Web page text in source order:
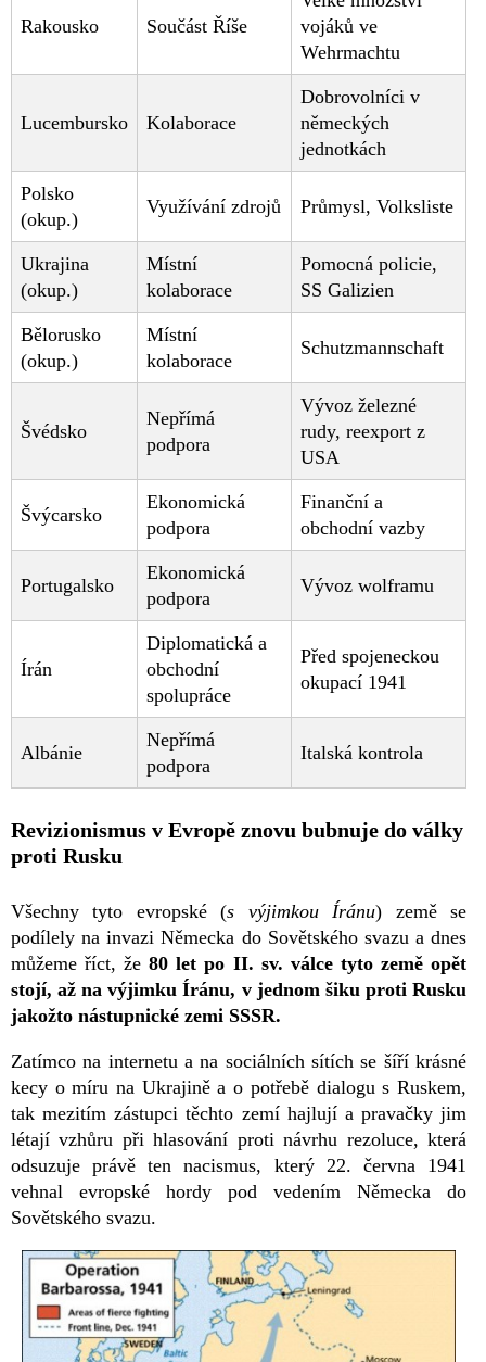
Rakousko Součást Říše
vojáků ve
Wehrmachtu
Lucembursko Kolaborace
Dobrovolníci v
německých
jednotkách
Polsko
(okup.)
Využívání zdrojů Průmysl, Volksliste
Ukrajina
(okup.)
Místní
kolaborace
Pomocná policie,
SS Galizien
Bělorusko
(okup.)
Místní
kolaborace
Schutzmannschaft
Švédsko
Nepřímá
podpora
Vývoz železné
rudy, reexport z
USA
Švýcarsko
Ekonomická
podpora
Finanční a
obchodní vazby
Portugalsko
Ekonomická
podpora
Vývoz wolframu
Írán
Diplomatická a
obchodní
spolupráce
Před spojeneckou
okupací 1941
Albánie
Nepřímá
podpora
Italská kontrola
Revizionismus v Evropě znovu bubnuje do války
proti Rusku
Všechny tyto evropské (s výjimkou Íránu) země se
podílely na invazi Německa do Sovětského svazu a dnes
můžeme říct, že80 let po II. sv. válce tyto země opět
stojí, až na výjimku Íránu, v jednom šiku proti Rusku
jakožto nástupnické zemi SSSR.
Zatímco na internetu a na sociálních sítích se šíří krásné
kecy o míru na Ukrajině a o potřebě dialogu s Ruskem,
tak mezitím zástupci těchto zemí hajlují a pravačky jim
létají vzhůru při hlasování proti návrhu rezoluce, která
odsuzuje právě ten nacismus, který 22. června 1941
vehnal evropské hordy pod vedením Německa do
Sovětského svazu.